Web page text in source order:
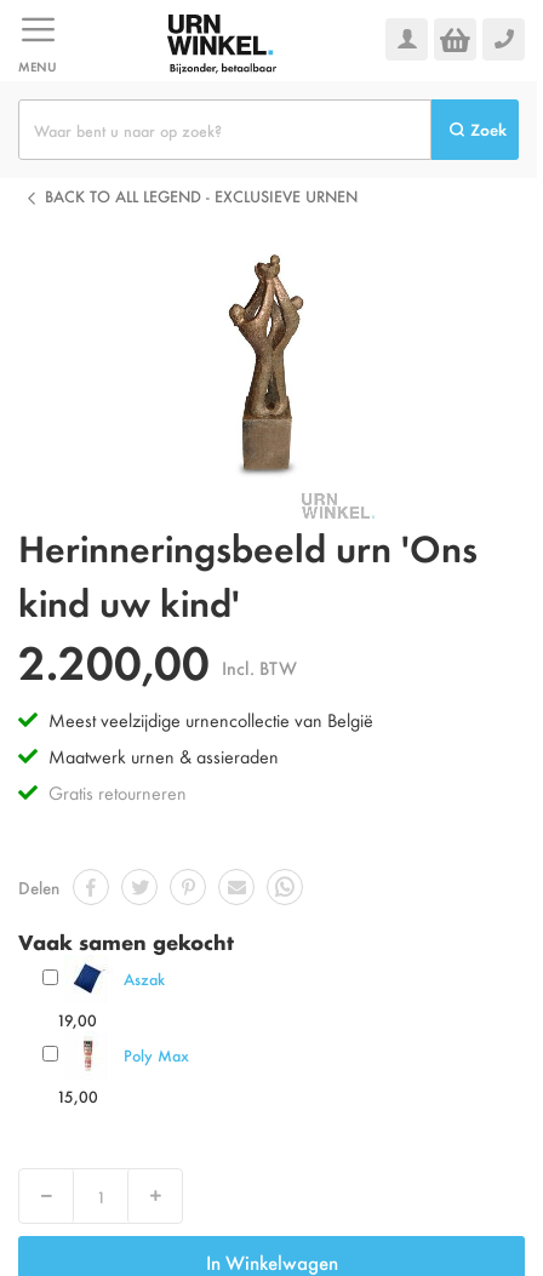
naar
de
inhoud
MENU
Zoek
BACK TO ALL LEGEND - EXCLUSIEVE URNEN
Herinneringsbeeld urn 'Ons
kind uw kind'
2.200,00 Incl. BTW
Meest veelzijdige urnencollectie van België
Maatwerk urnen & assieraden
Gratis retourneren
Delen
Vaak samen gekocht
Aszak
19,00
Poly Max
15,00
Decrease Increase
In Winkelwagen